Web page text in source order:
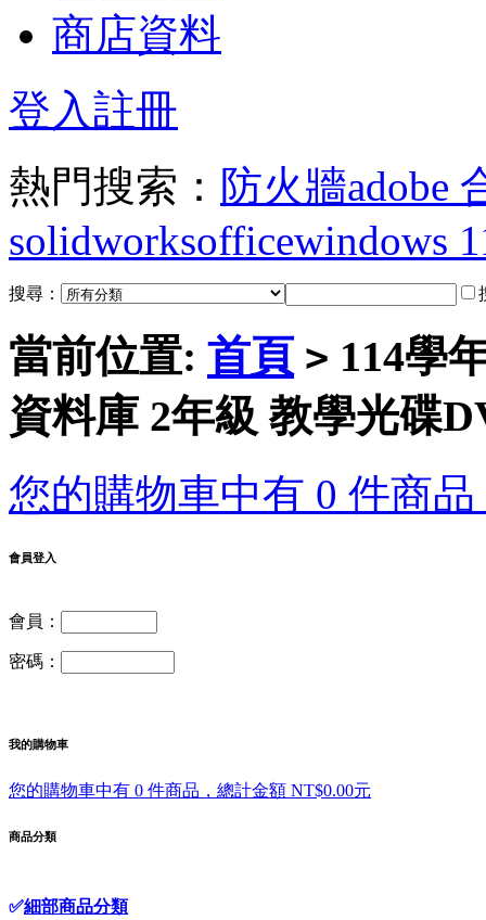
商店資料
登入註冊
熱門搜索： 防火牆adobe
solidworksofficewindows
搜尋：
當前位置: 首頁 > 114學
資料庫 2年級 教學光碟
您的購物車中有 0 件商
會員登入
會員：
密碼：
我的購物車
您的購物車中有 0 件商品，總計金額 NT$0.00元
商品分類
✅細部商品分類